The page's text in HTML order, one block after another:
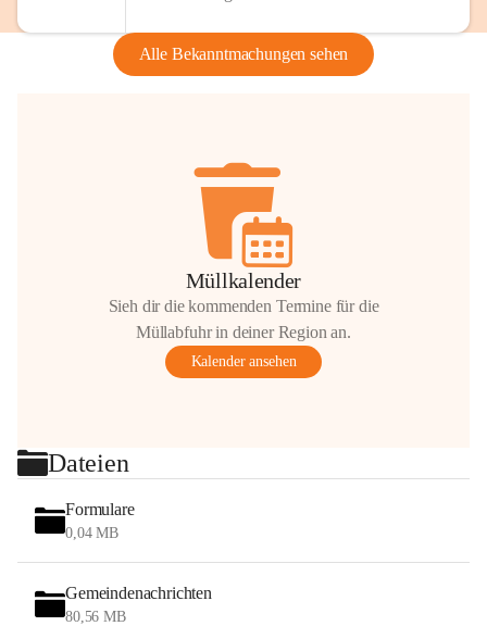
Alle Bekanntmachungen sehen
Müllkalender
Sieh dir die kommenden Termine für die
Müllabfuhr in deiner Region an.
Kalender ansehen
Dateien
Formulare
0,04 MB
Gemeindenachrichten
80,56 MB